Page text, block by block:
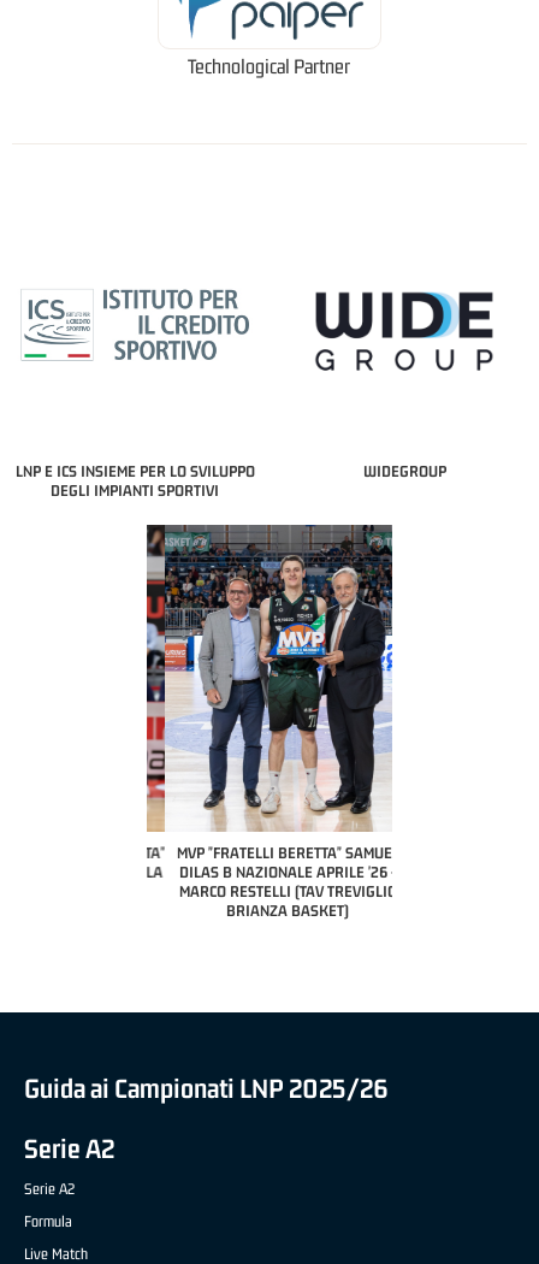
Technological Partner
LNP E ICS INSIEME PER LO SVILUPPO
DEGLI IMPIANTI SPORTIVI
WIDEGROUP
MVP "FRATELLI BERETTA" SAMUEL
DILAS B NAZIONALE APRILE '26 -
MARCO RESTELLI (TAV TREVIGLIO
BRIANZA BASKET)
Guida ai Campionati LNP 2025/26
Serie A2
Serie A2
Formula
Live Match